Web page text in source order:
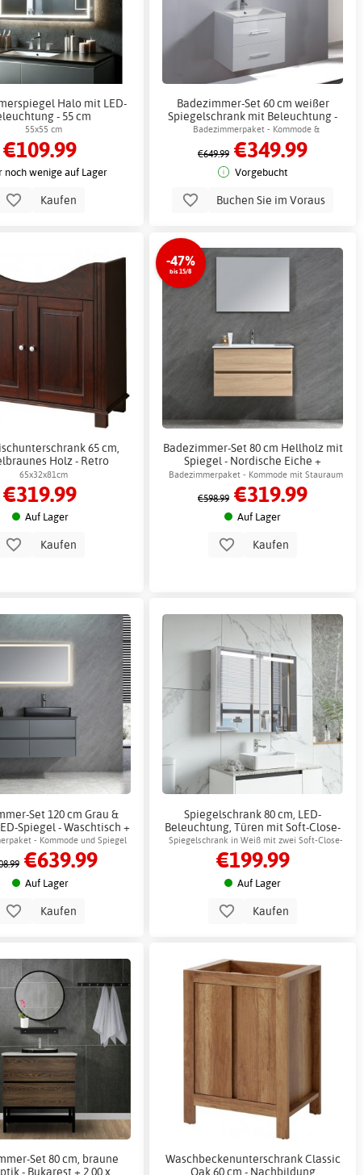
Halo mit LED-
- 55 cm
55x55 cm
€109.99
noch wenige auf Lager
Kaufen
Badezimmer-Set 60 cm weißer
Spiegelschrank mit Beleuchtung -
Prag + 2.00 x Badezimmerhaken
Badezimmerpaket - Kommode &
Spiegelschrank mit Beleuchtung
€649.99 €349.99
Vorgebucht
Buchen Sie im Voraus
65 cm,
Holz - Retro
65x32x81cm
€319.99
Auf Lager
Kaufen
-47%
bis 15/8
Badezimmer-Set 80 cm Hellholz mit
Spiegel - Nordische Eiche +
Klopapierhalterung
Badezimmerpaket - Kommode mit Stauraum
und Spiegel
€598.99 €319.99
Auf Lager
Kaufen
Set 120 cm Grau &
Spiegel - Waschtisch +
- Kommode und Spiegel
mit LED-Beleuchtung
€639.99
Auf Lager
Kaufen
Spiegelschrank 80 cm, LED-
Beleuchtung, Türen mit Soft-Close-
Funktion - Luxus
Spiegelschrank in Weiß mit zwei Soft-Close-
Türen, Glasböden und dimmbarer LED-
Beleuchtung
€199.99
Auf Lager
Kaufen
Set 80 cm, braune
- Bukarest + 2.00 x
Waschbeckenunterschrank Classic
Oak 60 cm - Nachbildung